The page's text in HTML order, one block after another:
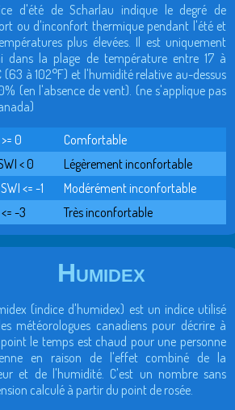
d'été de Scharlau indique le degré de
ou d'inconfort thermique pendant l'été et
plus élevées. Il est uniquement
dans la plage de température entre 17 à
(63 à 102°F) et l'humidité relative au-dessus
(en l'absence de vent). (ne s'applique pas
0
Comfortable
< 0
Légèrement inconfortable
<= -1
Modérément inconfortable
-3
Très inconfortable
Humidex
(indice d'humidex) est un indice utilisé
météorologues canadiens pour décrire à
le temps est chaud pour une personne
en raison de l'effet combiné de la
et de l'humidité. C'est un nombre sans
calculé à partir du point de rosée.